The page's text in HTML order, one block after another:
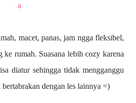
a
macet, panas, jam ngga fleksibel,
ke rumah. Suasana lebih cozy karena
diatur sehingga tidak mengganggu
dengan les lainnya =)